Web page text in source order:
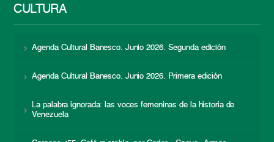
CULTURA
Agenda Cultural Banesco. Junio 2026. Segunda edición
Agenda Cultural Banesco. Junio 2026. Primera edición
La palabra ignorada: las voces femeninas de la historia de
Venezuela